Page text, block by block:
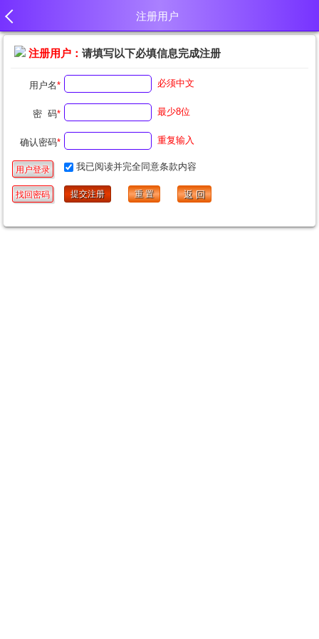
注册用户
注册用户：请填写以下必填信息完成注册
用户名* 必须中文
密 码* 最少8位
确认密码* 重复输入
我已阅读并完全同意条款内容